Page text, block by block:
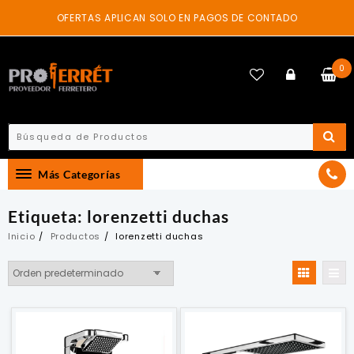
content
OFERTAS APLICAN SOLO EN PAGOS DE CONTADO
0
Más Categorías
Etiqueta: lorenzetti duchas
Inicio Productos lorenzetti duchas